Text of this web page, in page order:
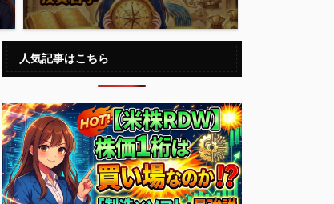
人気記事はこちら